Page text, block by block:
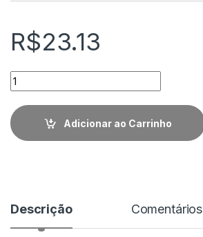
R$23.13
Quantidade
Adicionar ao Carrinho
Descrição Comentários